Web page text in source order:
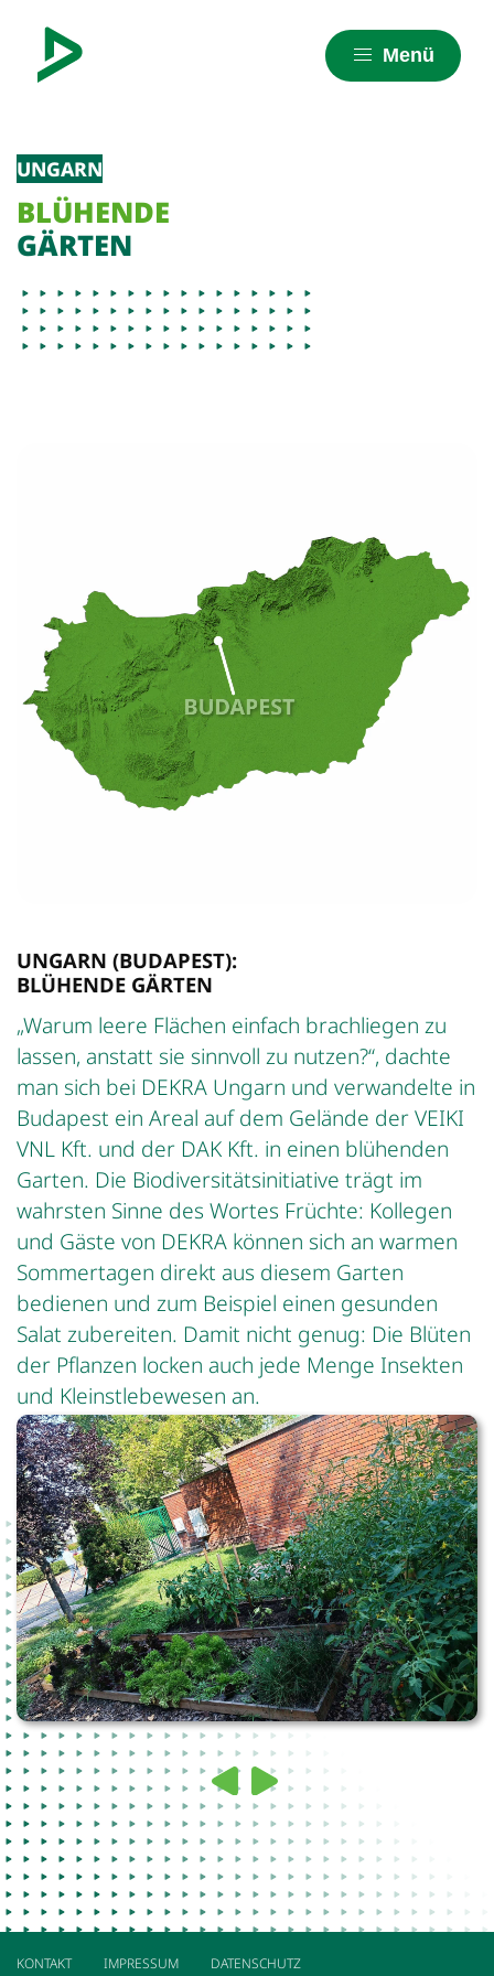
Menü
UNGARN
BLÜHENDE
GÄRTEN
UNGARN (BUDAPEST):
BLÜHENDE GÄRTEN
„Warum leere Flächen einfach brachliegen zu
lassen, anstatt sie sinnvoll zu nutzen?“, dachte
man sich bei DEKRA Ungarn und verwandelte in
Budapest ein Areal auf dem Gelände der VEIKI
VNL Kft. und der DAK Kft. in einen blühenden
Garten. Die Biodiversitätsinitiative trägt im
wahrsten Sinne des Wortes Früchte: Kollegen
und Gäste von DEKRA können sich an warmen
Sommertagen direkt aus diesem Garten
bedienen und zum Beispiel einen gesunden
Salat zubereiten. Damit nicht genug: Die Blüten
der Pflanzen locken auch jede Menge Insekten
und Kleinstlebewesen an.
KONTAKT IMPRESSUM DATENSCHUTZ